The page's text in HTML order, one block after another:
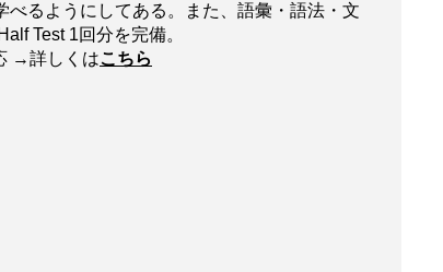
るようにしてある。また、語彙・語法・文
Test 1回分を完備。
→詳しくはこちら